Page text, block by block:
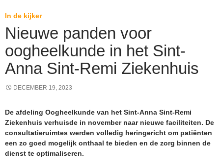
In de kijker
Nieuwe panden voor
oogheelkunde in het Sint-
Anna Sint-Remi Ziekenhuis
DECEMBER 19, 2023
De afdeling Oogheelkunde van het Sint-Anna Sint-Remi
Ziekenhuis verhuisde in november naar nieuwe faciliteiten. De
consultatieruimtes werden volledig heringericht om patiënten
een zo goed mogelijk onthaal te bieden en de zorg binnen de
dienst te optimaliseren.